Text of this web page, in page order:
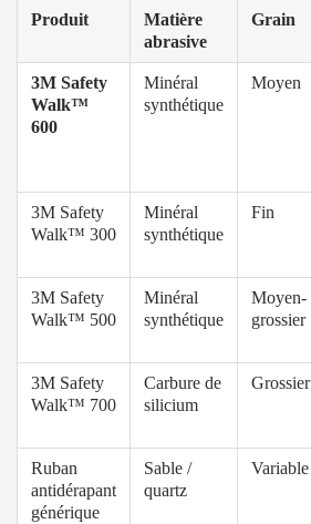
Produit
Matière
abrasive
Grain
3M Safety
Walk™
600
Minéral
synthétique
Moyen
3M Safety
Walk™ 300
Minéral
synthétique
Fin
3M Safety
Walk™ 500
Minéral
synthétique
Moyen-
grossier
3M Safety
Walk™ 700
Carbure de
silicium
Grossier
Ruban
antidérapant
générique
Sable /
quartz
Variable